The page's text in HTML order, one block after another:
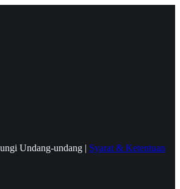
Undang-undang | Syarat & Ketentuan